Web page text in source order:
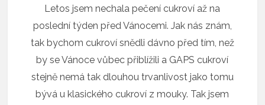
Letos jsem nechala pečení cukroví až na
poslední týden před Vánocemi. Jak nás znám,
tak bychom cukroví snědli dávno před tím, než
by se Vánoce vůbec přiblížili a GAPS cukroví
stejně nemá tak dlouhou trvanlivost jako tomu
bývá u klasického cukroví z mouky. Tak jsem